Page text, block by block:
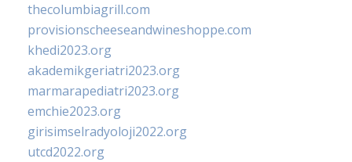
thecolumbiagrill.com
provisionscheeseandwineshoppe.com
khedi2023.org
akademikgeriatri2023.org
marmarapediatri2023.org
emchie2023.org
girisimselradyoloji2022.org
utcd2022.org